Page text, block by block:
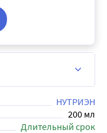
НУТРИЭН
200 мл
Длительный срок